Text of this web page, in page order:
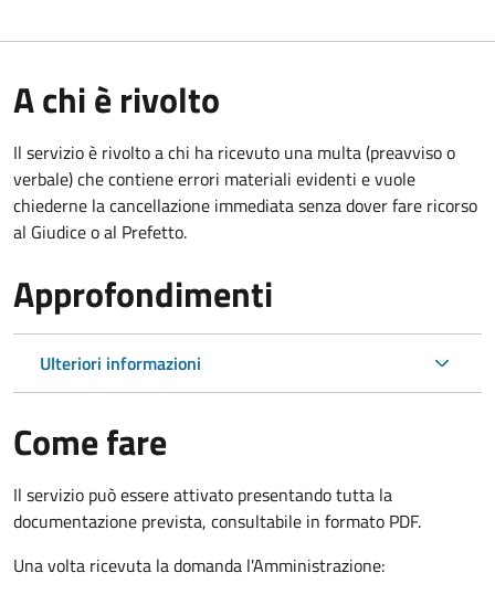
A chi è rivolto
Il servizio è rivolto a chi ha ricevuto una multa (preavviso o
verbale) che contiene errori materiali evidenti e vuole
chiederne la cancellazione immediata senza dover fare ricorso
al Giudice o al Prefetto.
Approfondimenti
Ulteriori informazioni
Come fare
Il servizio può essere attivato presentando tutta la
documentazione prevista, consultabile in formato PDF.
Una volta ricevuta la domanda l'Amministrazione: